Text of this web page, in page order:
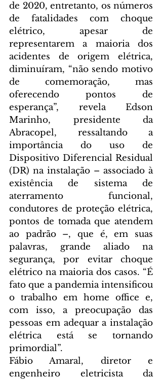
de 2020, entretanto, os números
de fatalidades com choque
elétrico, apesar de
representarem a maioria dos
acidentes de origem elétrica,
diminuíram, “não sendo motivo
de comemoração, mas
oferecendo pontos de
esperança”, revela Edson
Marinho, presidente da
Abracopel, ressaltando a
importância do uso de
Dispositivo Diferencial Residual
(DR) na instalação – associado à
existência de sistema de
aterramento funcional,
condutores de proteção elétrica,
pontos de tomada que atendem
ao padrão –, que é, em suas
palavras, grande aliado na
segurança, por evitar choque
elétrico na maioria dos casos. “É
fato que a pandemia intensificou
o trabalho em home office e,
com isso, a preocupação das
pessoas em adequar a instalação
elétrica está se tornando
primordial”.
Fábio Amaral, diretor e
engenheiro eletricista da